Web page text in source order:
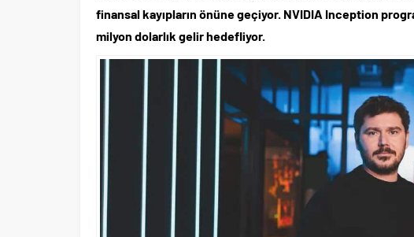
finansal kayıpların önüne geçiyor. NVIDIA Inception
milyon dolarlık gelir hedefliyor.